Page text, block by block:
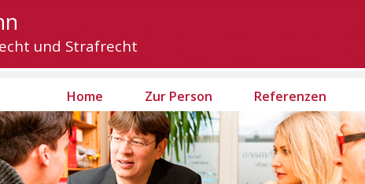
und Strafrecht
Home Zur Person Referenzen